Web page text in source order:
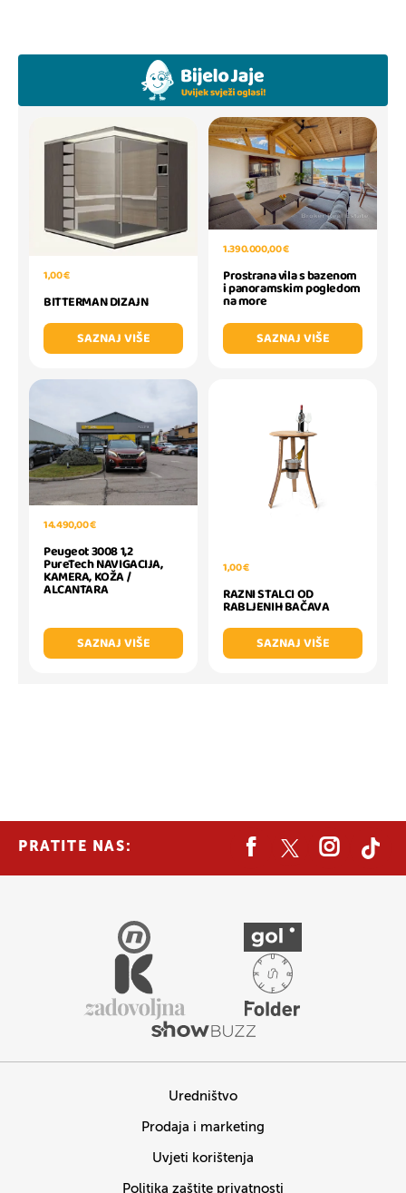
1,00 €
BITTERMAN DIZAJN
SAZNAJ VIŠE
1.390.000,00 €
Prostrana vila s bazenom
i panoramskim pogledom
na more
SAZNAJ VIŠE
14.490,00 €
Peugeot 3008 1,2
PureTech NAVIGACIJA,
KAMERA, KOŽA /
ALCANTARA
SAZNAJ VIŠE
1,00 €
RAZNI STALCI OD
RABLJENIH BAČAVA
SAZNAJ VIŠE
PRATITE NAS:
Uredništvo
Prodaja i marketing
Uvjeti korištenja
Politika zaštite privatnosti